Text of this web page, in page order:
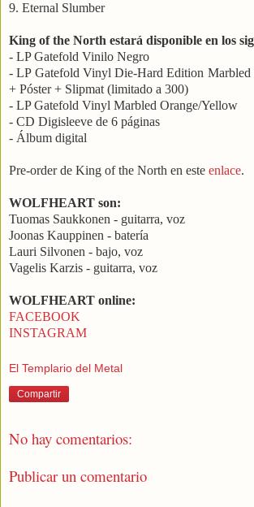
9. Eternal Slumber
King of the North estará disponible en los
- LP Gatefold Vinilo Negro
- LP Gatefold Vinyl Die-Hard Edition Marbled
+ Póster + Slipmat (limitado a 300)
- LP Gatefold Vinyl Marbled Orange/Yellow
- CD Digisleeve de 6 páginas
- Álbum digital
Pre-order de King of the North en este enlace.
WOLFHEART son:
Tuomas Saukkonen - guitarra, voz
Joonas Kauppinen - batería
Lauri Silvonen - bajo, voz
Vagelis Karzis - guitarra, voz
WOLFHEART online:
FACEBOOK
INSTAGRAM
El Templario del Metal
Compartir
No hay comentarios:
Publicar un comentario